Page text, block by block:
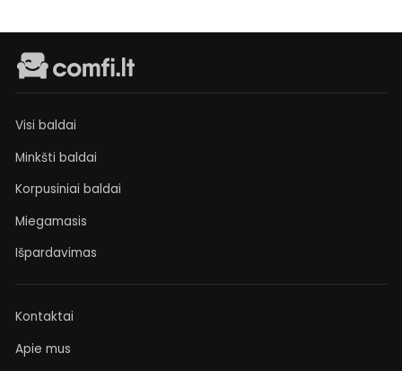
Visi baldai
Minkšti baldai
Korpusiniai baldai
Miegamasis
Išpardavimas
Kontaktai
Apie mus